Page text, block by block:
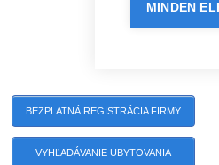
BEZPLATNÁ REGISTRÁCIA FIRMY
VYHĽADÁVANIE UBYTOVANIA
MINDEN